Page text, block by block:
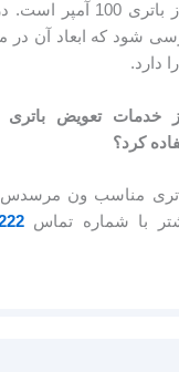
پیشنهاد ما استفاده از
شود که ابعاد آن
دارد.
خدمات تعویض
کرد؟
مناسب ون مرسدس
با شماره تماس